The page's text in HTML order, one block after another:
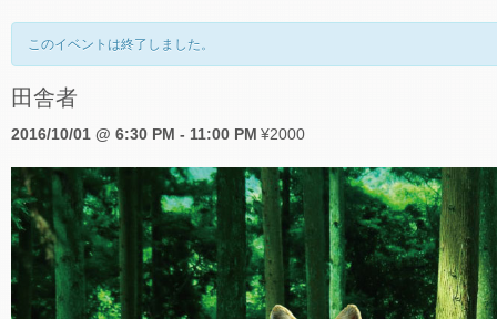
このイベントは終了しました。
田舎者
2016/10/01 @ 6:30 PM - 11:00 PM ¥2000